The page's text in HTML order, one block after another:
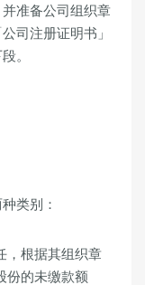
准备公司组织章
司注册证明书」
。
类别：
，根据其组织章
份的未缴款额